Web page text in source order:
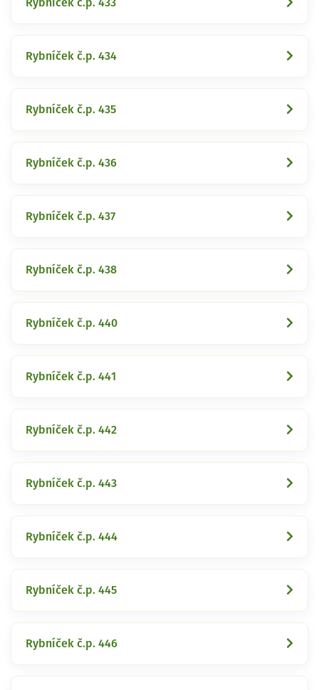
Rybníček č.p. 433
Rybníček č.p. 434
Rybníček č.p. 435
Rybníček č.p. 436
Rybníček č.p. 437
Rybníček č.p. 438
Rybníček č.p. 440
Rybníček č.p. 441
Rybníček č.p. 442
Rybníček č.p. 443
Rybníček č.p. 444
Rybníček č.p. 445
Rybníček č.p. 446